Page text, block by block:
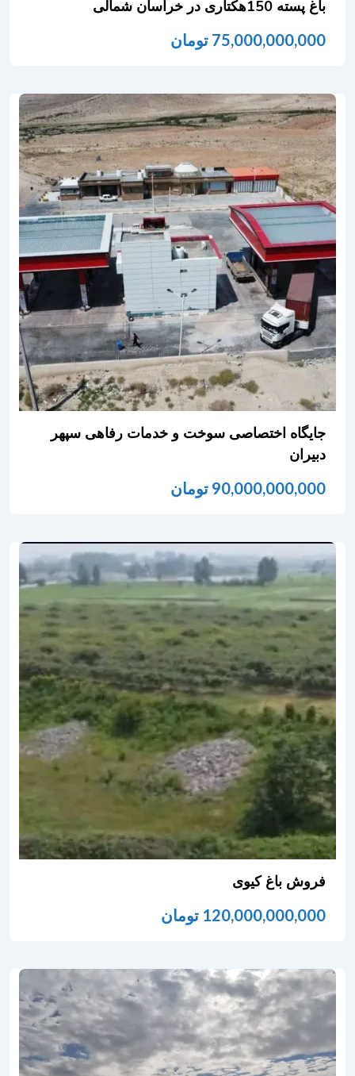
باغ پسته 150هکتاری در خراسان شمالی
75,000,000,000 تومان
جایگاه اختصاصی سوخت و خدمات رفاهی سپهر
دبیران
90,000,000,000 تومان
فروش باغ کیوی
120,000,000,000 تومان